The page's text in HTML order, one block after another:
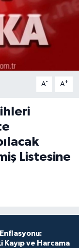
A- A+
Listesine
Enflasyonu:
Kayıp ve Harcama